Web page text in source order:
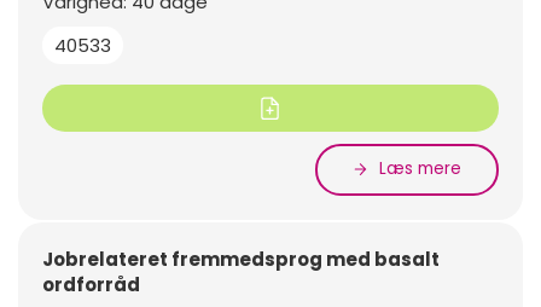
40533
Læs mere
Jobrelateret fremmedsprog med basalt
ordforråd